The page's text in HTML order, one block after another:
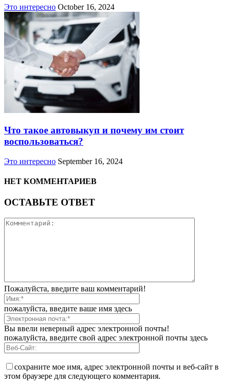
Это интересно October 16, 2024
Что такое автовыкуп и почему им стоит
воспользоваться?
Это интересно September 16, 2024
НЕТ КОММЕНТАРИЕВ
ОСТАВЬТЕ ОТВЕТ
Пожалуйста, введите ваш комментарий!
пожалуйста, введите ваше имя здесь
Вы ввели неверный адрес электронной почты!
пожалуйста, введите свой адрес электронной почты здесь
сохраните мое имя, адрес электронной почты и веб-сайт в
этом браузере для следующего комментария.